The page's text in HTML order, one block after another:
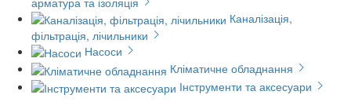
Каналізація,
фільтрація, лічильники
Насоси
Кліматичне обладнання
Інструменти та аксесуари